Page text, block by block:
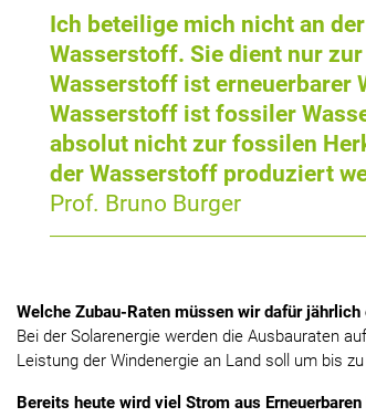
Ich beteilige mich nicht an
Wasserstoff. Sie dient nur
Wasserstoff ist erneuerbarer
Wasserstoff ist fossiler
absolut nicht zur fossilen
der Wasserstoff produziert
Prof. Bruno Burger
Welche Zubau-Raten müssen wir dafür jährlich
Bei der Solarenergie werden die Ausbauraten
Leistung der Windenergie an Land soll um bis
Bereits heute wird viel Strom aus